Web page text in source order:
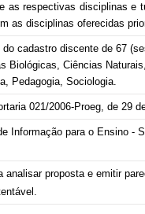
as respectivas disciplinas e
as disciplinas oferecidas
do cadastro discente de 67
Biológicas, Ciências
Pedagogia, Sociologia.
021/2006-Proeg, de 29
Informação para o Ensino -
analisar proposta e emitir